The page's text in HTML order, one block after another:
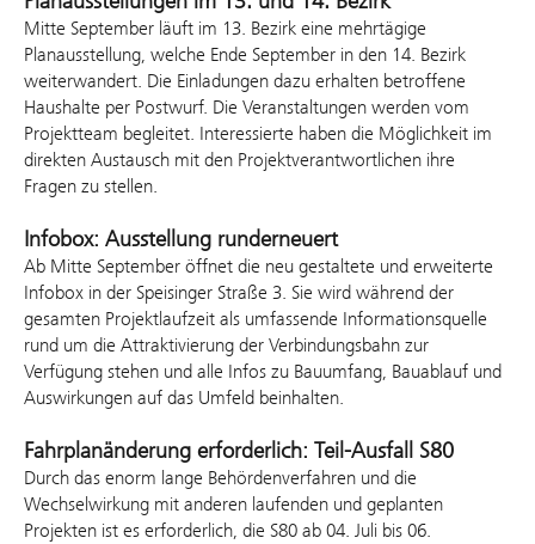
Mitte September läuft im 13. Bezirk eine mehrtägige
Planausstellung, welche Ende September in den 14. Bezirk
weiterwandert. Die Einladungen dazu erhalten betroffene
Haushalte per Postwurf. Die Veranstaltungen werden vom
Projektteam begleitet. Interessierte haben die Möglichkeit im
direkten Austausch mit den Projektverantwortlichen ihre
Fragen zu stellen.
Infobox: Ausstellung runderneuert
Ab Mitte September öffnet die neu gestaltete und erweiterte
Infobox in der Speisinger Straße 3. Sie wird während der
gesamten Projektlaufzeit als umfassende Informationsquelle
rund um die Attraktivierung der Verbindungsbahn zur
Verfügung stehen und alle Infos zu Bauumfang, Bauablauf und
Auswirkungen auf das Umfeld beinhalten.
Fahrplanänderung erforderlich: Teil-Ausfall S80
Durch das enorm lange Behördenverfahren und die
Wechselwirkung mit anderen laufenden und geplanten
Projekten ist es erforderlich, die S80 ab 04. Juli bis 06.